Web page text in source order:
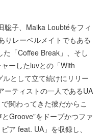
聡子、Maika Loubtéをフィ
りレーベルメイトでもある
「Coffee Break」、そし
ーしたluvとの「With
として立て続けにリリー
ーティストの一人であるUA
関わってきた彼だからこ
Groove”をドープかつファ
ア feat. UA」を収録し、